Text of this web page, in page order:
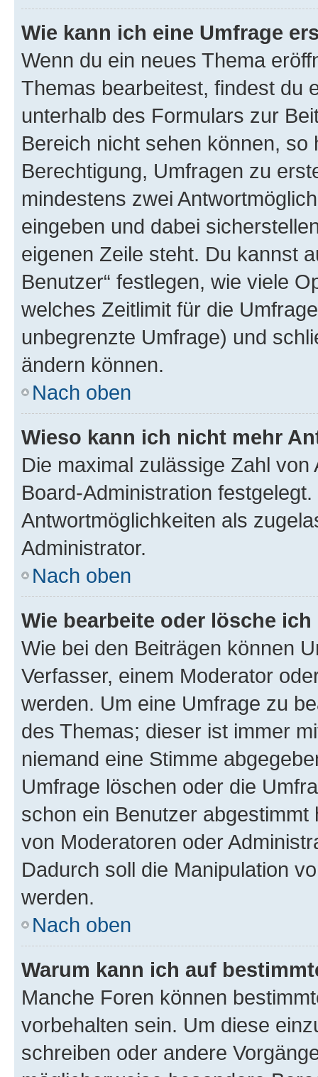
Wie kann ich eine Umfrage
Wenn du ein neues Thema
Themas bearbeitest, findest du
unterhalb des Formulars zur
Bereich nicht sehen können,
Berechtigung, Umfragen zu
mindestens zwei
eingeben und dabei
eigenen Zeile steht. Du kannst
Benutzer“ festlegen, wie viele
welches Zeitlimit für die
unbegrenzte Umfrage) und
ändern können.
Nach oben
Wieso kann ich nicht mehr
Die maximal zulässige Zahl
Board-Administration
Antwortmöglichkeiten als
Administrator.
Nach oben
Wie bearbeite oder lösche
Wie bei den Beiträgen können
Verfasser, einem Moderator
werden. Um eine Umfrage zu
des Themas; dieser ist immer
niemand eine Stimme
Umfrage löschen oder die
schon ein Benutzer
von Moderatoren oder
Dadurch soll die Manipulation
werden.
Nach oben
Warum kann ich auf
Manche Foren können
vorbehalten sein. Um diese
schreiben oder andere